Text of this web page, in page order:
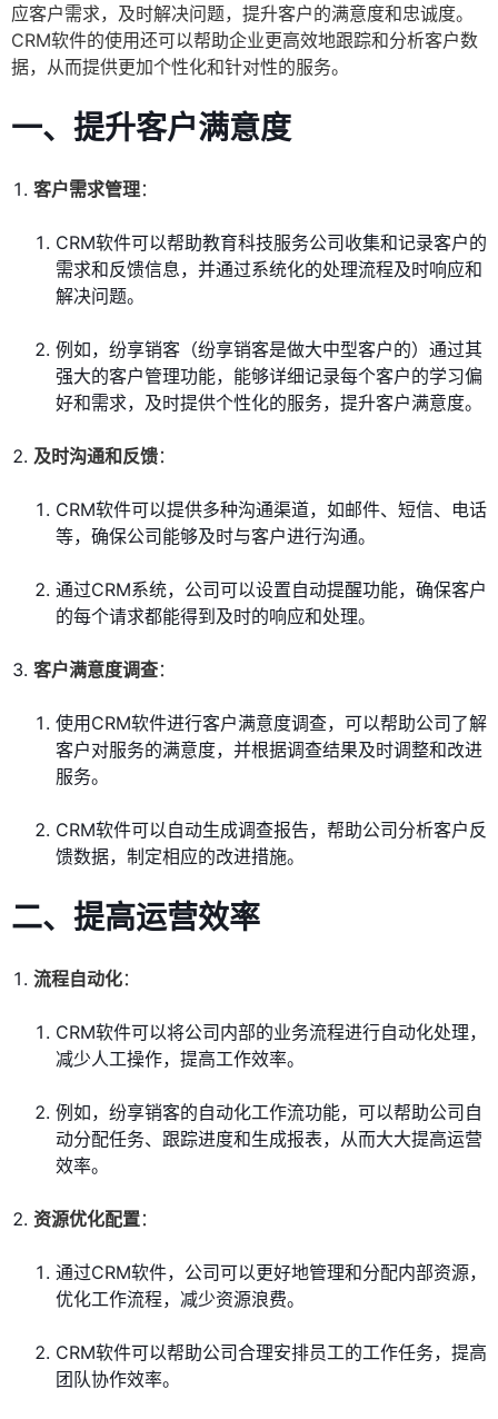
应客户需求，及时解决问题，提升客户的满意度和忠诚度。
CRM软件的使用还可以帮助企业更高效地跟踪和分析客户数
据，从而提供更加个性化和针对性的服务。
一、提升客户满意度
客户需求管理：
CRM软件可以帮助教育科技服务公司收集和记录客户的
需求和反馈信息，并通过系统化的处理流程及时响应和
解决问题。
例如，纷享销客（纷享销客是做大中型客户的）通过其
强大的客户管理功能，能够详细记录每个客户的学习偏
好和需求，及时提供个性化的服务，提升客户满意度。
及时沟通和反馈：
CRM软件可以提供多种沟通渠道，如邮件、短信、电话
等，确保公司能够及时与客户进行沟通。
通过CRM系统，公司可以设置自动提醒功能，确保客户
的每个请求都能得到及时的响应和处理。
客户满意度调查：
使用CRM软件进行客户满意度调查，可以帮助公司了解
客户对服务的满意度，并根据调查结果及时调整和改进
服务。
CRM软件可以自动生成调查报告，帮助公司分析客户反
馈数据，制定相应的改进措施。
二、提高运营效率
流程自动化：
CRM软件可以将公司内部的业务流程进行自动化处理，
减少人工操作，提高工作效率。
例如，纷享销客的自动化工作流功能，可以帮助公司自
动分配任务、跟踪进度和生成报表，从而大大提高运营
效率。
资源优化配置：
通过CRM软件，公司可以更好地管理和分配内部资源，
优化工作流程，减少资源浪费。
CRM软件可以帮助公司合理安排员工的工作任务，提高
团队协作效率。